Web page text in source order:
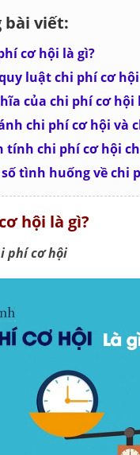
bài viết:
cơ hội là gì?
luật chi phí cơ hội
của chi phí cơ hội
chi phí cơ hội và
tính chi phí cơ hội
tình huống về chi
hội là gì?
phí cơ hội